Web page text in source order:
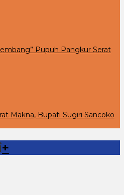
Pupuh Pangkur Serat
Makna, Bupati Sugiri Sancoko
+